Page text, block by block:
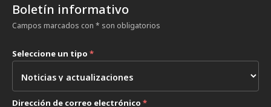
Boletín informativo
Campos marcados con * son obligatorios
Seleccione un tipo *
Dirección de correo electrónico *